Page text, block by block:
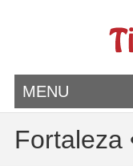
MENU
Fortaleza